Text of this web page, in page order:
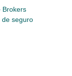
Brokers
de seguro